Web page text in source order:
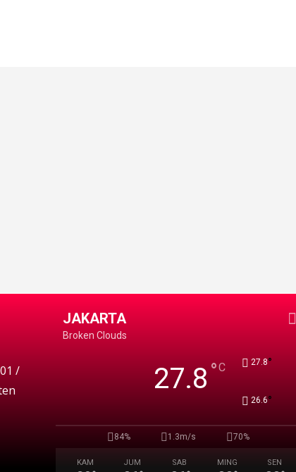
/
JAKARTA
Broken Clouds
27.8°C 27.8°
26.6°
84% 1.3m/s 70%
KAM JUM SAB MING SEN